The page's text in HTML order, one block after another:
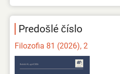
Predošlé číslo
Filozofia 81 (2026), 2